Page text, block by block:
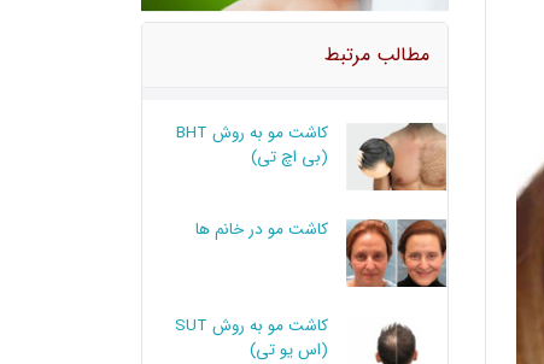
مطالب مرتبط
کاشت مو به روش BHT
(بی اچ تی)
کاشت مو در خانم ها
کاشت مو به روش SUT
(اس یو تی)